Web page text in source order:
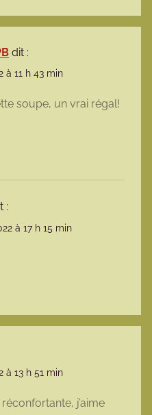
dit :
à 11 h 43 min
soupe, un vrai régal!
:
à 17 h 15 min
à 13 h 51 min
j’aime